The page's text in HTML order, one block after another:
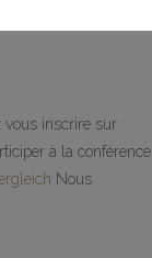
vous inscrire sur
à la conférence
Nous